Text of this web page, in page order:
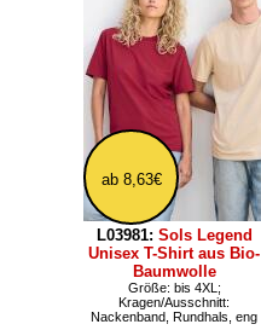
ab 8,63€
L03981: Sols Legend
Unisex T-Shirt aus Bio-
Baumwolle
Größe: bis 4XL;
Kragen/Ausschnitt:
Nackenband, Rundhals, eng